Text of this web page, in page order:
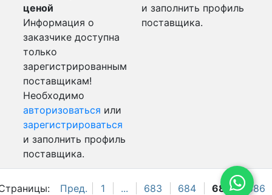
Пред. 1 ... 683 684 685 686
ценой
Информация о
заказчике доступна
только
зарегистрированным
поставщикам!
Необходимо
авторизоваться или
зарегистрироваться
и заполнить профиль
поставщика.
и заполнить профиль
поставщика.